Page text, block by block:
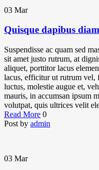
03 Mar
Quisque dapibus
Suspendisse ac quam sed
sit amet justo rutrum, at
aliquet, porttitor lacus
lacus, efficitur ut rutrum vel,
luctus, molestie augue et,
mauris, in accumsan ipsum
volutpat, quis ultrices velit
Read More 0
Post by admin
03 Mar